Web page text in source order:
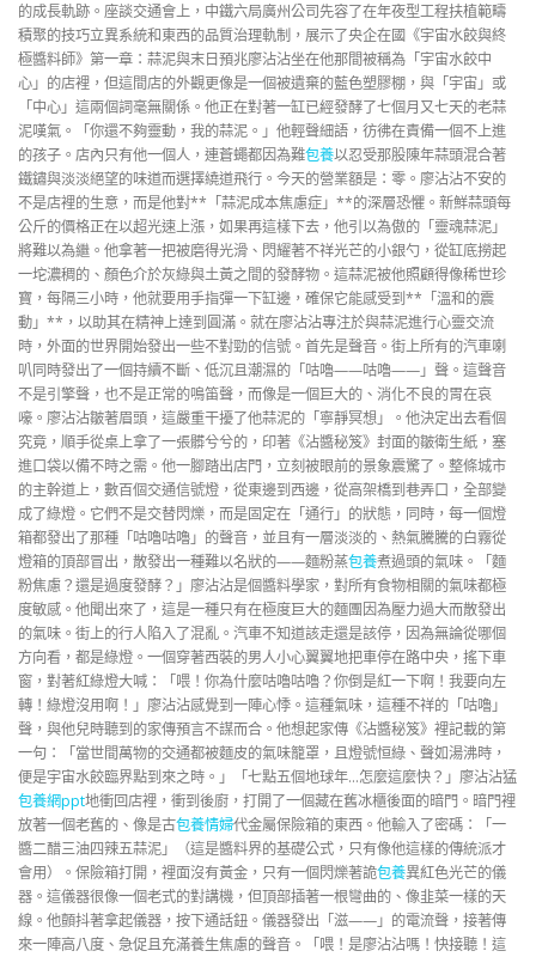
的成長軌跡。座談交通會上，中鐵六局廣州公司先容了在年夜型工程扶植範疇
積聚的技巧立異系統和東西的品質治理軌制，展示了央企在國《宇宙水餃與終
極醬料師》第一章：蒜泥與末日預兆廖沾沾坐在他那間被稱為「宇宙水餃中
心」的店裡，但這間店的外觀更像是一個被遺棄的藍色塑膠棚，與「宇宙」或
「中心」這兩個詞毫無關係。他正在對著一缸已經發酵了七個月又七天的老蒜
泥嘆氣。「你還不夠靈動，我的蒜泥。」他輕聲細語，彷彿在責備一個不上進
的孩子。店內只有他一個人，連蒼蠅都因為難包養以忍受那股陳年蒜頭混合著
鐵鏽與淡淡絕望的味道而選擇繞道飛行。今天的營業額是：零。廖沾沾不安的
不是店裡的生意，而是他對**「蒜泥成本焦慮症」**的深層恐懼。新鮮蒜頭每
公斤的價格正在以超光速上漲，如果再這樣下去，他引以為傲的「靈魂蒜泥」
將難以為繼。他拿著一把被磨得光滑、閃耀著不祥光芒的小銀勺，從缸底撈起
一坨濃稠的、顏色介於灰綠與土黃之間的發酵物。這蒜泥被他照顧得像稀世珍
寶，每隔三小時，他就要用手指彈一下缸邊，確保它能感受到**「溫和的震
動」**，以助其在精神上達到圓滿。就在廖沾沾專注於與蒜泥進行心靈交流
時，外面的世界開始發出一些不對勁的信號。首先是聲音。街上所有的汽車喇
叭同時發出了一個持續不斷、低沉且潮濕的「咕嚕——咕嚕——」聲。這聲音
不是引擎聲，也不是正常的鳴笛聲，而像是一個巨大的、消化不良的胃在哀
嚎。廖沾沾皺著眉頭，這嚴重干擾了他蒜泥的「寧靜冥想」。他決定出去看個
究竟，順手從桌上拿了一張髒兮兮的，印著《沾醬秘笈》封面的皺衛生紙，塞
進口袋以備不時之需。他一腳踏出店門，立刻被眼前的景象震驚了。整條城市
的主幹道上，數百個交通信號燈，從東邊到西邊，從高架橋到巷弄口，全部變
成了綠燈。它們不是交替閃爍，而是固定在「通行」的狀態，同時，每一個燈
箱都發出了那種「咕嚕咕嚕」的聲音，並且有一層淡淡的、熱氣騰騰的白霧從
燈箱的頂部冒出，散發出一種難以名狀的——麵粉蒸包養煮過頭的氣味。「麵
粉焦慮？還是過度發酵？」廖沾沾是個醬料學家，對所有食物相關的氣味都極
度敏感。他聞出來了，這是一種只有在極度巨大的麵團因為壓力過大而散發出
的氣味。街上的行人陷入了混亂。汽車不知道該走還是該停，因為無論從哪個
方向看，都是綠燈。一個穿著西裝的男人小心翼翼地把車停在路中央，搖下車
窗，對著紅綠燈大喊：「喂！你為什麼咕嚕咕嚕？你倒是紅一下啊！我要向左
轉！綠燈沒用啊！」廖沾沾感覺到一陣心悸。這種氣味，這種不祥的「咕嚕」
聲，與他兒時聽到的家傳預言不謀而合。他想起家傳《沾醬秘笈》裡記載的第
一句：「當世間萬物的交通都被麵皮的氣味籠罩，且燈號恒綠、聲如湯沸時，
便是宇宙水餃臨界點到來之時。」「七點五個地球年…怎麼這麼快？」廖沾沾猛
包養網ppt地衝回店裡，衝到後廚，打開了一個藏在舊冰櫃後面的暗門。暗門裡
放著一個老舊的、像是古包養情婦代金屬保險箱的東西。他輸入了密碼：「一
醬二醋三油四辣五蒜泥」（這是醬料界的基礎公式，只有像他這樣的傳統派才
會用）。保險箱打開，裡面沒有黃金，只有一個閃爍著詭包養異紅色光芒的儀
器。這儀器很像一個老式的對講機，但頂部插著一根彎曲的、像韭菜一樣的天
線。他顫抖著拿起儀器，按下通話鈕。儀器發出「滋——」的電流聲，接著傳
來一陣高八度、急促且充滿養生焦慮的聲音。「喂！是廖沾沾嗎！快接聽！這